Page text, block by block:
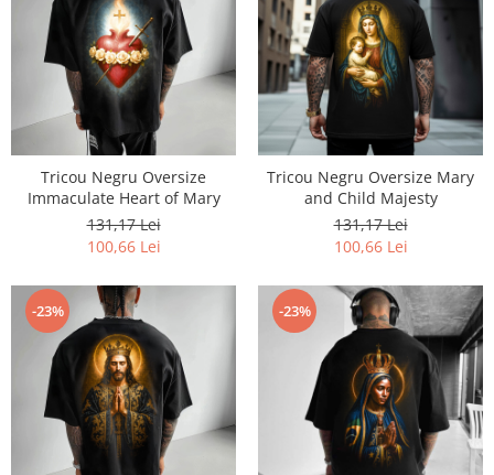
Tricou Negru Oversize
Immaculate Heart of Mary
131,17 Lei
100,66 Lei
Tricou Negru Oversize Mary
and Child Majesty
131,17 Lei
100,66 Lei
-23% -23%